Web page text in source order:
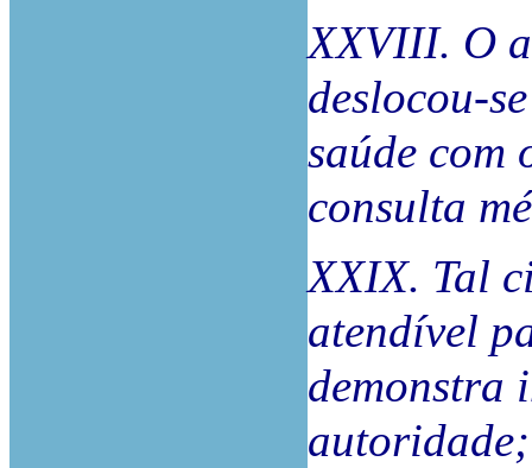
XXVIII. O
deslocou-
saúde com
consulta
XXIX. Tal
atendível
demonstra